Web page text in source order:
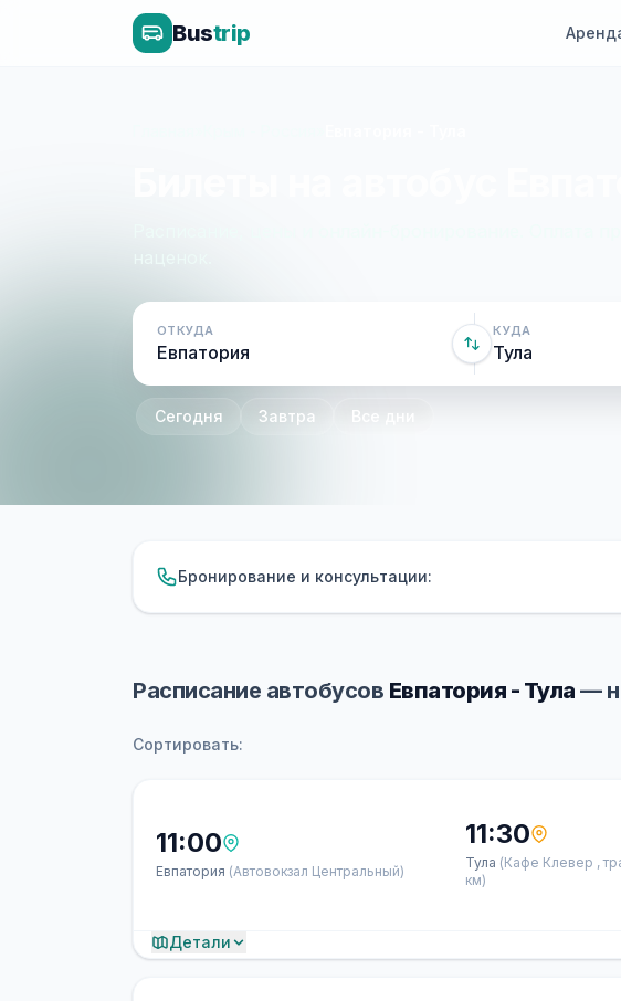
Bustrip
ОТКУДА КУДА
Сегодня Завтра Все дни
Бронирование и консультации:
Расписание автобусов Евпатория - Тула —
Сортировать:
11:00
Евпатория (Автовокзал Центральный)
11:30
Тула (Кафе Клевер ,
км)
Детали